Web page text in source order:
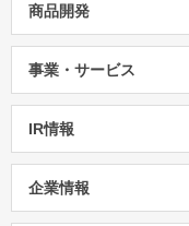
商品開発
事業・サービス
IR情報
企業情報